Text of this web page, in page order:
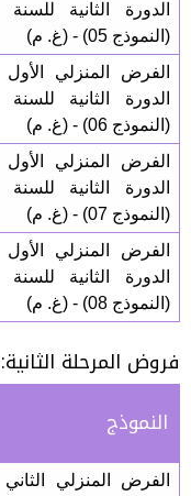
الدورة الثانية
(النموذج 05) - (غ. م)
الفرض المنزلي
الدورة الثانية
(النموذج 06) - (غ. م)
الفرض المنزلي
الدورة الثانية
(النموذج 07) - (غ. م)
الفرض المنزلي
الدورة الثانية
(النموذج 08) - (غ. م)
فروض المرحلة الثانية:
النموذج
الفرض المنزلي